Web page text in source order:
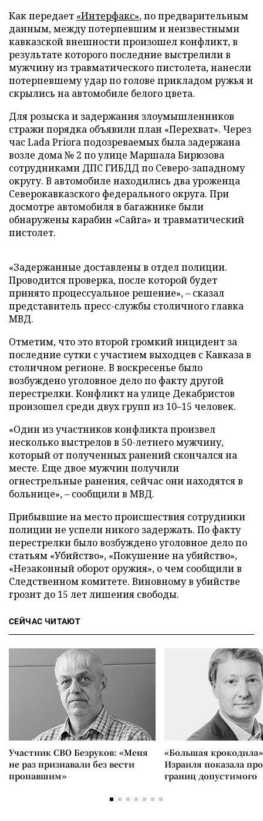
Как передает «Интерфакс», по предварительным
данным, между потерпевшим и неизвестными
кавказской внешности произошел конфликт, в
результате которого последние выстрелили в
мужчину из травматического пистолета, нанесли
потерпевшему удар по голове прикладом ружья и
скрылись на автомобиле белого цвета.
Для розыска и задержания злоумышленников
стражи порядка объявили план «Перехват». Через
час Lada Priora подозреваемых была задержана
возле дома № 2 по улице Маршала Бирюзова
сотрудниками ДПС ГИБДД по Северо-западному
округу. В автомобиле находились два уроженца
Северокавказского федерального округа. При
досмотре автомобиля в багажнике были
обнаружены карабин «Сайга» и травматический
пистолет.
«Задержанные доставлены в отдел полиции.
Проводится проверка, после которой будет
принято процессуальное решение», – сказал
представитель пресс-службы столичного главка
МВД.
Отметим, что это второй громкий инцидент за
последние сутки с участием выходцев с Кавказа в
столичном регионе. В воскресенье было
возбуждено уголовное дело по факту другой
перестрелки. Конфликт на улице Декабристов
произошел среди двух групп из 10–15 человек.
«Один из участников конфликта произвел
несколько выстрелов в 50-летнего мужчину,
который от полученных ранений скончался на
месте. Еще двое мужчин получили
огнестрельные ранения, сейчас они находятся в
больнице», – сообщили в МВД.
Прибывшие на место происшествия сотрудники
полиции не успели никого задержать. По факту
перестрелки было возбуждено уголовное дело по
статьям «Убийство», «Покушение на убийство»,
«Незаконный оборот оружия», о чем сообщили в
Следственном комитете. Виновному в убийстве
грозит до 15 лет лишения свободы.
СЕЙЧАС ЧИТАЮТ
Участник СВО Безруков: «Меня
не раз признавали без вести
пропавшим»
«Большая
Израиля показала
границ допустимого